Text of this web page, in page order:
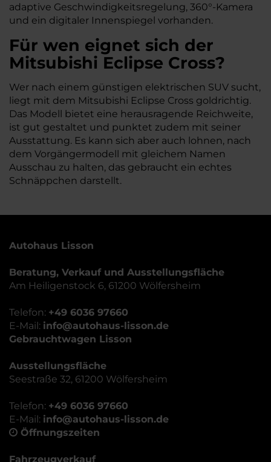
adaptive Geschwindigkeitsregelung, 360°-Kamera
und ein digitaler Innenspiegel vorhanden.
Für wen eignet sich der
Mitsubishi Eclipse Cross?
Wer nach einem günstigen elektrischen SUV sucht,
liegt mit dem Mitsubishi Eclipse Cross goldrichtig.
Das Modell bietet eine herausragende Reichweite,
ist gut gestaltet und punktet zudem mit seiner
Ausstattung. Es kann sich aber auch lohnen, nach
dem Vorgängermodell mit gleichem Namen
Ausschau zu halten, das gebraucht ein echtes
Schnäppchen darstellt.
Autohaus Lisson
Beratung, Verkauf und Ausstellungsfläche
Am Heiligenstock 6, 61200 Wölfersheim
Telefon: +49 6036 97660
E-Mail: info@autohaus-lisson.de
Gebrauchtwagen Lisson
Ausstellungsfläche
Seestraße 32, 61200 Wölfersheim
Telefon: +49 6036 97660
E-Mail: info@autohaus-lisson.de
Öffnungszeiten
Fahrzeugverkauf